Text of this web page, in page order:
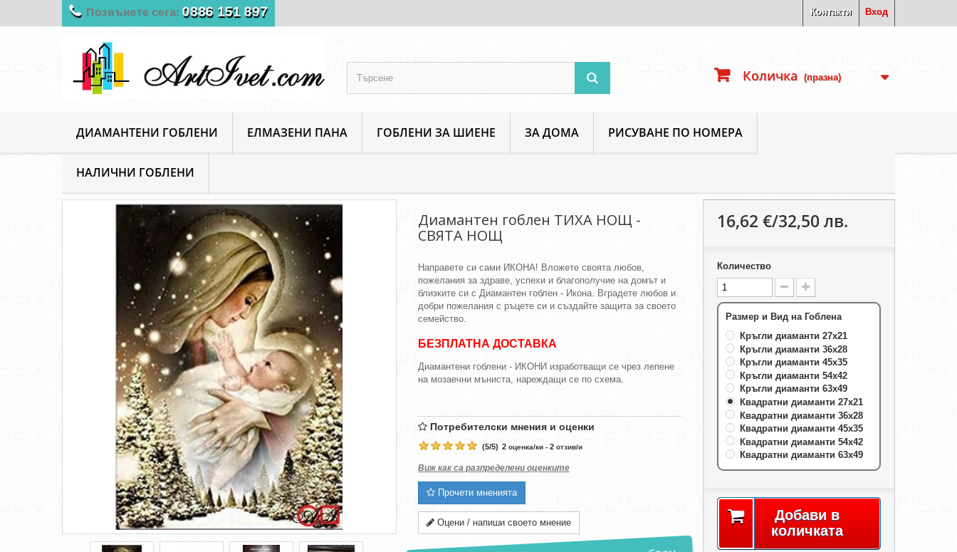
Вход
Контакти
Позвънете сега: 0886 151 897
ДИАМАНТЕНИ ГОБЛЕНИ ЕЛМАЗЕНИ ПАНА ГОБЛЕНИ ЗА ШИЕНЕ ЗА ДОМА РИСУВАНЕ ПО НОМЕРА
НАЛИЧНИ ГОБЛЕНИ
Количка (празна)
ArtIvet Диамантени Гоблени
Диамантен гоблен ТИХА НОЩ -
СВЯТА НОЩ
Направете си сами ИКОНА! Вложете своята любов,
пожелания за здраве, успехи и благополучие на домът и
близките си с Диамантен гоблен - Икона. Вградете любов и
добри пожелания с ръцете си и създайте защита за своето
семейство.
БЕЗПЛАТНА ДОСТАВКА
Диамантени гоблени - ИКОНИ изработващи се чрез лепене
на мозаечни мъниста, нареждащи се по схема.
Потребителски мнения и оценки
(5/5) 2 оценка/ки - 2 отзив/и
Виж как са разпределени оценките
Прочети мненията
Оцени / напиши своето мнение
16,62 €/32,50 лв.
Количество
Размер и Вид на Гоблена
Кръгли диаманти 27х21
Кръгли диаманти 36х28
Кръгли диаманти 45х35
Кръгли диаманти 54х42
Кръгли диаманти 63х49
Квадратни диаманти 27х21
Квадратни диаманти 36х28
Квадратни диаманти 45х35
Квадратни диаманти 54х42
Квадратни диаманти 63х49
Добави в
количката